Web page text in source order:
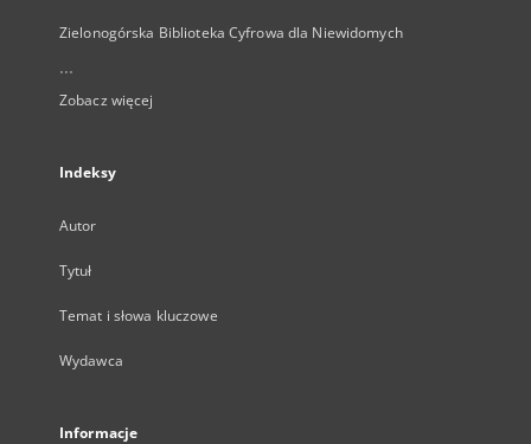
Zielonogórska Biblioteka Cyfrowa dla Niewidomych
...
Zobacz więcej
Indeksy
Autor
Tytuł
Temat i słowa kluczowe
Wydawca
Informacje